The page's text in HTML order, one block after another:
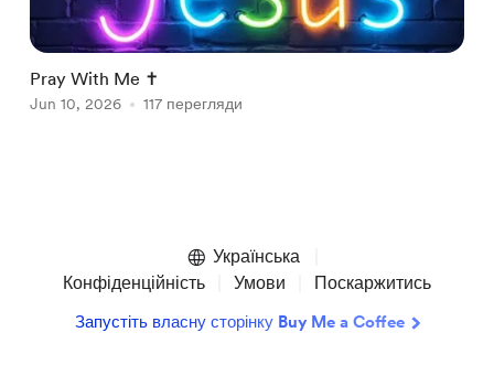
Pray With Me ✝️
Jun 10, 2026 117 перегляди
Українська
Конфіденційність
Умови Поскаржитись
Запустіть власну сторінку Buy Me a Coffee